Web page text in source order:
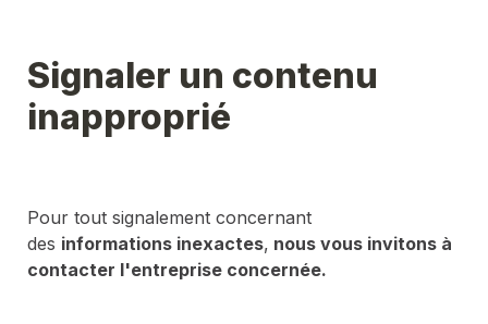
Signaler un contenu
inapproprié
Pour tout signalement concernant
des informations inexactes, nous vous invitons à
contacter l'entreprise concernée.